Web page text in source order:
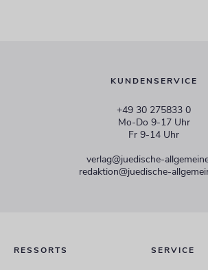
KUNDENSERVICE
+49 30 275833 0
Mo-Do 9-17 Uhr
Fr 9-14 Uhr
verlag@juedische-
redaktion@juedische-
RESSORTS SERVICE